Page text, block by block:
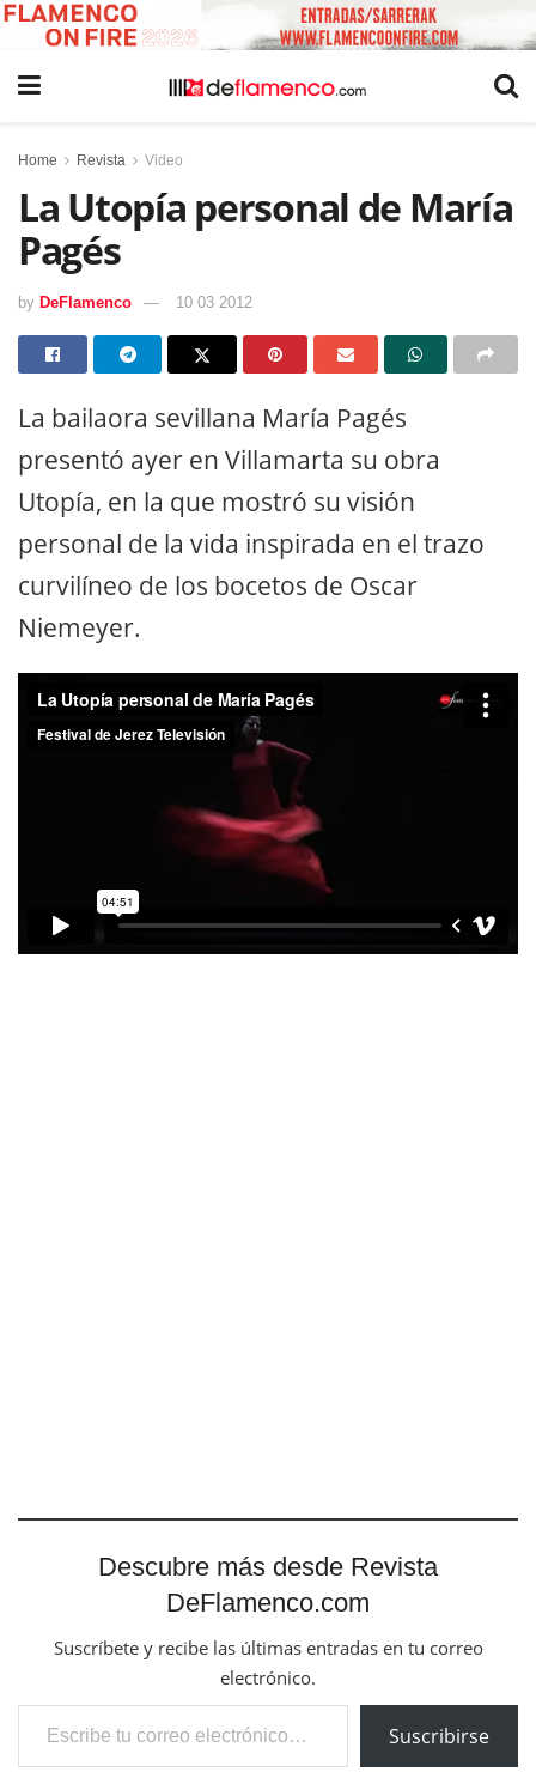
Home Revista Video
La Utopía personal de María
Pagés
by DeFlamenco 10 03 2012
La bailaora sevillana María Pagés
presentó ayer en Villamarta su obra
Utopía, en la que mostró su visión
personal de la vida inspirada en el trazo
curvilíneo de los bocetos de Oscar
Niemeyer.
Descubre más desde Revista
DeFlamenco.com
Suscríbete y recibe las últimas entradas en tu correo
electrónico.
Escribe tu correo electrónico…
Suscribirse